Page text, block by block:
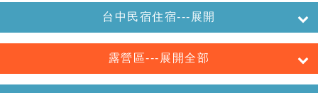
台中民宿住宿---展開
露營區---展開全部